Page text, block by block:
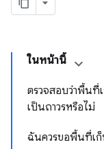
ในหน้านี้
ตรวจสอบว่าพื้นที่
เป็นถาวรหรือไม่
ฉันควรขอพื้นที่เก็